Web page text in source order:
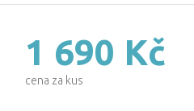
1 690 Kč
cena za kus